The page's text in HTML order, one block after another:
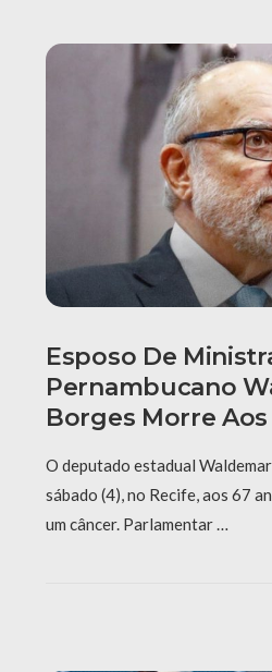
Esposo De
Pernambucano
Borges Morre
O deputado estadual
sábado (4), no Recife, aos 67
um câncer. Parlamentar …